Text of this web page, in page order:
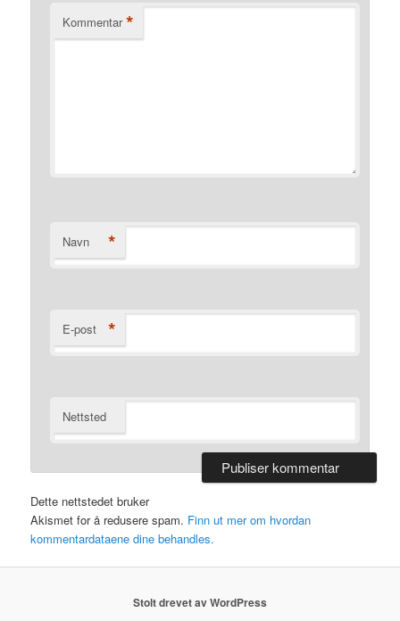
Kommentar *
Navn *
E-post *
Nettsted
Dette nettstedet bruker
Akismet for å redusere spam. Finn ut mer om hvordan
kommentardataene dine behandles.
Stolt drevet av WordPress